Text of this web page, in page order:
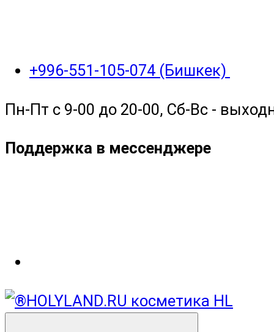
+996-551-105-074 (Бишкек)
Пн-Пт с 9-00 до 20-00, Сб-Вс -
Поддержка в мессенджере